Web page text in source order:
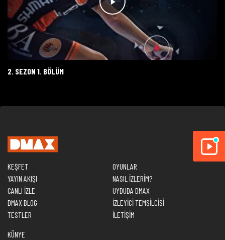
2. SEZON 1. BÖLÜM
KEŞFET
YAYIN AKIŞI
CANLI İZLE
DMAX BLOG
TESTLER
OYUNLAR
NASIL İZLERİM?
UYDUDA DMAX
İZLEYİCİ TEMSİLCİSİ
İLETİŞİM
KÜNYE